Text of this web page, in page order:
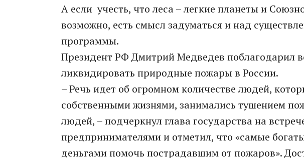
А если учесть, что леса – легкие планеты и
возможно, есть смысл задуматься и над
программы.
Президент РФ Дмитрий Медведев поблагодарил
ликвидировать природные пожары в России.
– Речь идет об огромном количестве людей,
собственными жизнями, занимались тушением
людей, – подчеркнул глава государства на
предпринимателями и отметил, что «самые
деньгами помочь пострадавшим от пожаров».